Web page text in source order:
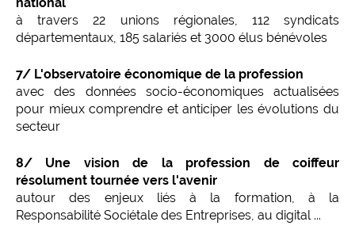
à travers 22 unions régionales, 112 syndicats
départementaux, 185 salariés et 3000 élus bénévoles
7/ L'observatoire économique de la profession
avec des données socio-économiques actualisées
pour mieux comprendre et anticiper les évolutions du
secteur
8/ Une vision de la profession de coiffeur
résolument tournée vers l'avenir
autour des enjeux liés à la formation, à la
Responsabilité Sociétale des Entreprises, au digital ...